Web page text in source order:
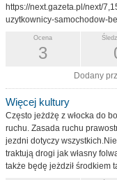
https://next.gazeta.pl/next/
uzytkownicy-samochodow-
Ocena
3
Dodany
Więcej kultury
Często jeżdżę z włocka do
ruchu. Zasada ruchu
jezdni dotyczy
traktują drogi jak własny
także będę jeżdził środkiem